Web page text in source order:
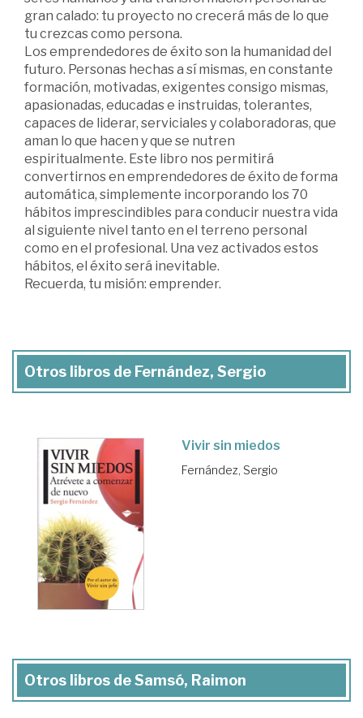
gran calado: tu proyecto no crecerá más de lo que
tu crezcas como persona.
Los emprendedores de éxito son la humanidad del
futuro. Personas hechas a sí mismas, en constante
formación, motivadas, exigentes consigo mismas,
apasionadas, educadas e instruidas, tolerantes,
capaces de liderar, serviciales y colaboradoras, que
aman lo que hacen y que se nutren
espiritualmente. Este libro nos permitirá
convertirnos en emprendedores de éxito de forma
automática, simplemente incorporando los 70
hábitos imprescindibles para conducir nuestra vida
al siguiente nivel tanto en el terreno personal
como en el profesional. Una vez activados estos
hábitos, el éxito será inevitable.
Recuerda, tu misión: emprender.
Otros libros de Fernández, Sergio
Vivir sin miedos
Fernández, Sergio
Otros libros de Samsó, Raimon